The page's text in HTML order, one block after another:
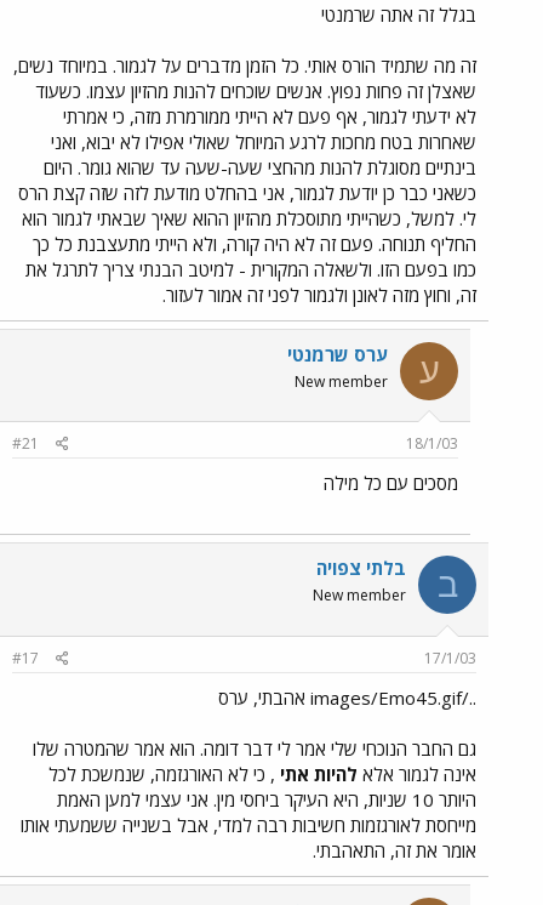
בגלל זה אתה שרמנטי
זה מה שתמיד הורס אותי. כל הזמן מדברים על לגמור. במיוחד נשים,
שאצלן זה פחות נפוץ. אנשים שוכחים להנות מהזיון עצמו. כשעוד
לא ידעתי לגמור, אף פעם לא הייתי ממורמרת מזה, כי אמרתי
שאחרות בטח מחכות לרגע המיוחל שאולי אפילו לא יבוא, ואני
בינתיים מסוגלת להנות מהחצי שעה-שעה עד שהוא גומר. היום
כשאני כבר כן יודעת לגמור, אני בהחלט מודעת לזה שזה קצת הרס
לי. למשל, כשהייתי מתוסכלת מהזיון ההוא שאיך שבאתי לגמור הוא
החליף תנוחה. פעם זה לא היה קורה, ולא הייתי מתעצבנת כל כך
כמו בפעם הזו. ולשאלה המקורית - למיטב הבנתי צריך לתרגל את
זה, וחוץ מזה לאונן ולגמור לפני זה אמור לעזור.
ע ערס שרמנטי
New member
18/1/03
#21
מסכים עם כל מילה
ב בלתי צפויה
New member
17/1/03
#17
../images/Emo45.gif אהבתי, ערס
גם החבר הנוכחי שלי אמר לי דבר דומה. הוא אמר שהמטרה שלו
אינה לגמור אלא להיות אתי , כי לא האורגזמה, שנמשכת לכל
היותר 10 שניות, היא העיקר ביחסי מין. אני עצמי למען האמת
מייחסת לאורגזמות חשיבות רבה למדי, אבל בשנייה ששמעתי אותו
אומר את זה, התאהבתי.